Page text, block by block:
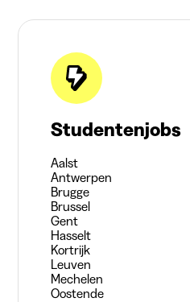
Studentenjobs
Aalst
Antwerpen
Brugge
Brussel
Gent
Hasselt
Kortrijk
Leuven
Mechelen
Oostende